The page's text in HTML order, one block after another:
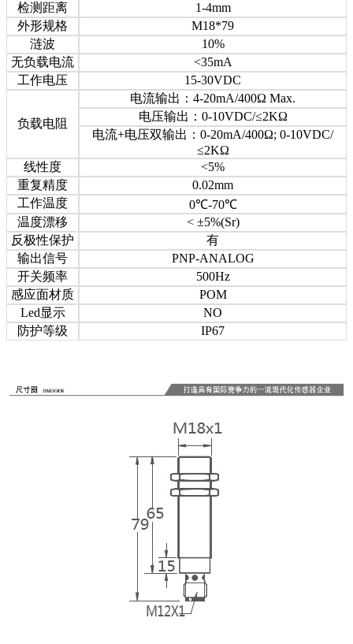
检测距离
1-4mm
外形规格
M18*79
涟波
10%
无负载电流
<35mA
工作电压
15-30VDC
负载电阻
电流输出：4-20mA/400Ω Max.
电压输出：0-10VDC/≤2KΩ
电流+电压双输出：0-20mA/400Ω; 0-10VDC/
≤2KΩ
线性度
<5%
重复精度
0.02mm
工作温度
0℃-70℃
温度漂移
< ±5%(Sr)
反极性保护
有
输出信号
PNP-ANALOG
开关频率
500Hz
感应面材质
POM
Led显示
NO
防护等级
IP67